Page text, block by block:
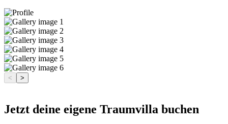
< >
Jetzt deine eigene Traumvilla buchen